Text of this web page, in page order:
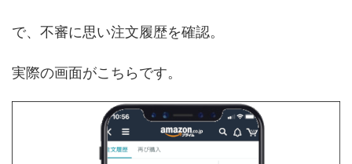
で、不審に思い注文履歴を確認。
実際の画面がこちらです。